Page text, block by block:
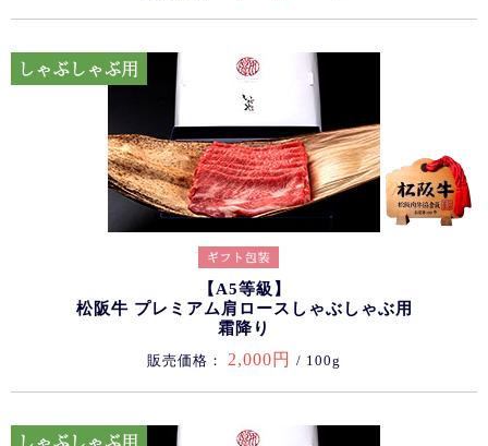
【A5等級】
松阪牛 プレミアム肩ロースしゃぶしゃぶ用
霜降り
販売価格： 2,000円 / 100g